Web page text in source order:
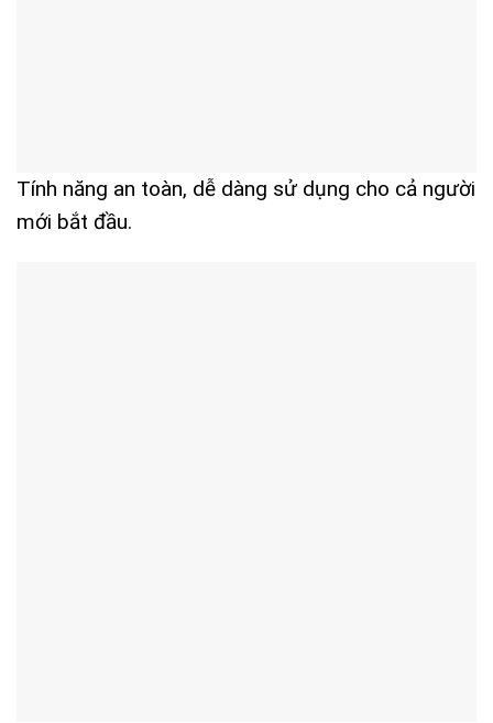
Tính năng an toàn, dễ dàng sử dụng cho cả người
mới bắt đầu.